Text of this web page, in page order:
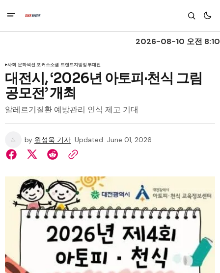
2026-08-10 오전 8:10
사회 문화섹션 포커스소셜 트렌드지방정부대전
대전시, ‘2026년 아토피·천식 그림
공모전’ 개최
알레르기질환 예방관리 인식 제고 기대
by 원성욱 기자 Updated June 01, 2026